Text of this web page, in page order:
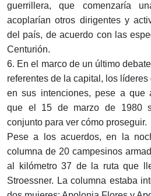
guerrillera, que comenzaría
acoplarían otros dirigentes y
del país, de acuerdo con las
Centurión.
6. En el marco de un último
referentes de la capital, los
en sus intenciones, pese a que
que el 15 de marzo de 1980
conjunto para ver cómo proseguir.
Pese a los acuerdos, en la
columna de 20 campesinos
al kilómetro 37 de la ruta que
Stroessner. La columna estaba